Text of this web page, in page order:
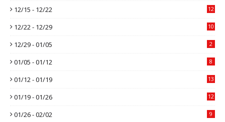
12/15 - 12/22 12
12/22 - 12/29 10
12/29 - 01/05 2
01/05 - 01/12 8
01/12 - 01/19 13
01/19 - 01/26 12
01/26 - 02/02 9